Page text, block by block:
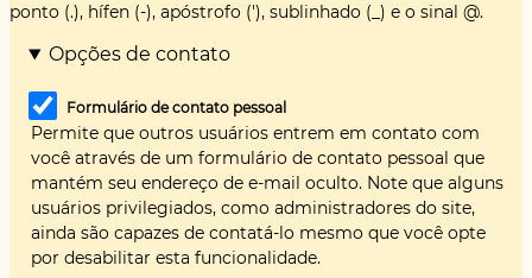
ponto (.), hífen (-), apóstrofo ('), sublinhado (_) e o sinal @.
Opções de contato
Formulário de contato pessoal
Permite que outros usuários entrem em contato com
você através de um formulário de contato pessoal que
mantém seu endereço de e-mail oculto. Note que alguns
usuários privilegiados, como administradores do site,
ainda são capazes de contatá-lo mesmo que você opte
por desabilitar esta funcionalidade.